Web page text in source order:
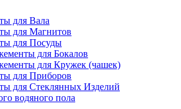
для Вала
для Магнитов
для Посуды
для Бокалов
для Кружек (чашек)
для Приборов
для Стеклянных Изделий
водяного пола